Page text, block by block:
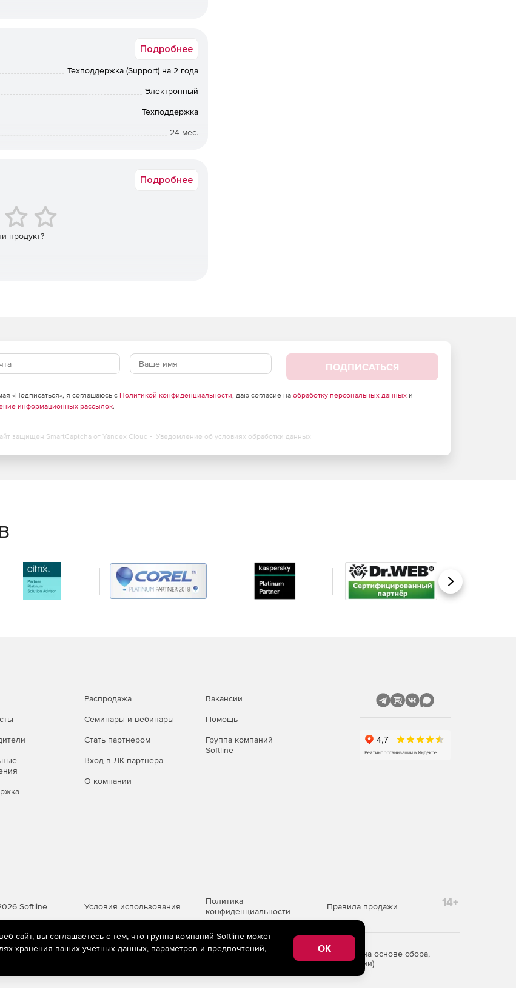
Подробнее
Техподдержка (Support) на 2 года
Электронный
Техподдержка
24 мес.
Подробнее
продукт?
ПОДПИСАТЬСЯ
«Подписаться», я соглашаюсь с Политикой конфиденциальности, даю согласие на обработку персональных данныхи
информационных рассылок.
защищен SmartCaptcha от Yandex Cloud - Уведомление об условиях обработки данных
Вперед
Распродажа
Семинары и вебинары
Стать партнером
Вход в ЛК партнера
О компании
Вакансии
Помощь
Группа компаний
Softline
Softline Условия использования
Политика
конфиденциальности
Правила продажи 14+
технологии (информационные технологии предоставления информации на основе сбора,
пользователей сети «Интернет», находящихся на территории Российской Федерации)
сайт, вы соглашаетесь с тем, что группа компаний Softline может
хранения ваших учетных данных, параметров и предпочтений,
OK